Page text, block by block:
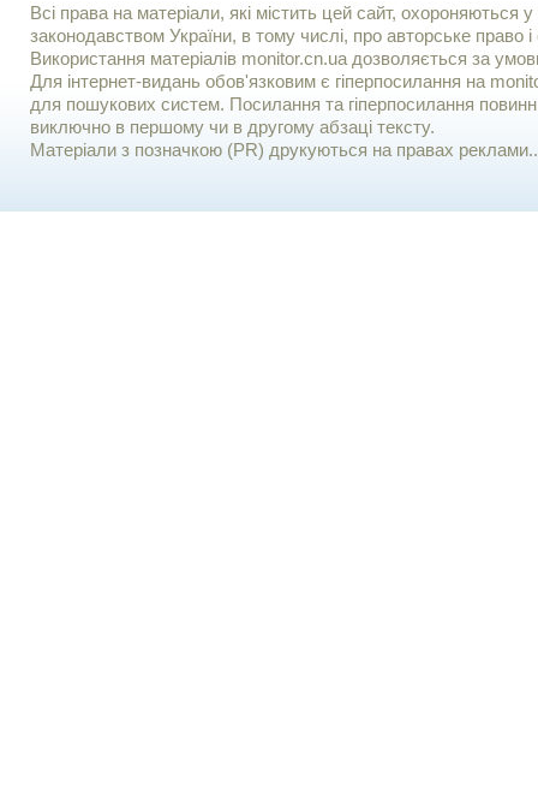
Всі права на матеріали, які містить цей сайт, охороняються у
законодавством України, в тому числі, про авторське право і
Використання матерiалiв monitor.cn.ua дозволяється за
Для iнтернет-видань обов'язковим є гiперпосилання на
для пошукових систем. Посилання та гіперпосилання
виключно в першому чи в другому абзаці тексту.
Матеріали з позначкою (PR) друкуються на правах реклами..